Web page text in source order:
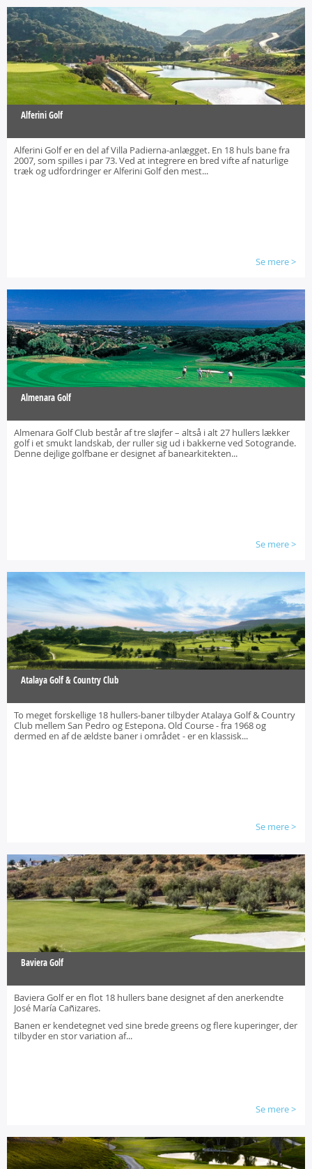
Alferini Golf
Alferini Golf er en del af Villa Padierna-anlægget. En 18 huls bane fra
2007, som spilles i par 73. Ved at integrere en bred vifte af naturlige
træk og udfordringer er Alferini Golf den mest...
Se mere>
Almenara Golf
Almenara Golf Club består af tre sløjfer – altså i alt 27 hullers lækker
golf i et smukt landskab, der ruller sig ud i bakkerne ved Sotogrande.
Denne dejlige golfbane er designet af banearkitekten...
Se mere>
Atalaya Golf & Country Club
To meget forskellige 18 hullers-baner tilbyder Atalaya Golf & Country
Club mellem San Pedro og Estepona. Old Course - fra 1968 og
dermed en af de ældste baner i området - er en klassisk...
Se mere>
Baviera Golf
Baviera Golf er en flot 18 hullers bane designet af den anerkendte
José María Cañizares.
Banen er kendetegnet ved sine brede greens og flere kuperinger, der
tilbyder en stor variation af...
Se mere>